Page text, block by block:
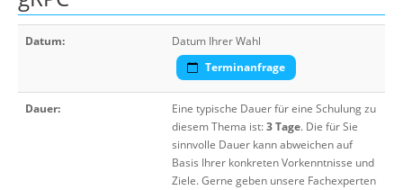
Datum:
Datum Ihrer Wahl
Terminanfrage
Dauer:
Eine typische Dauer für eine Schulung zu
diesem Thema ist:3 Tage. Die für Sie
sinnvolle Dauer kann abweichen auf
Basis Ihrer konkreten Vorkenntnisse und
Ziele. Gerne geben unsere Fachexperten